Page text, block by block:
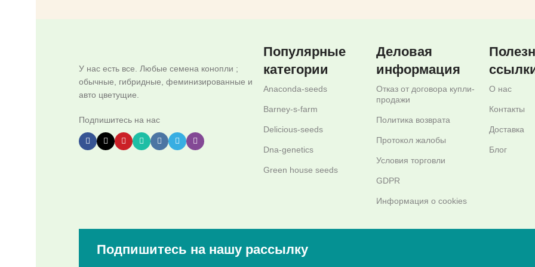
У нас есть все. Любые семена конопли ;
обычные, гибридные, феминизированные и
авто цветущие.
Подпишитесь на нас
Популярные
категории
Anaconda-seeds
Barney-s-farm
Delicious-seeds
Dna-genetics
Green house seeds
Деловая
информация
Отказ от договора купли-
продажи
Политика возврата
Протокол жалобы
Условия торговли
GDPR
Информация о cookies
О нас
Контакты
Доставка
Блог
Подпишитесь на нашу рассылку